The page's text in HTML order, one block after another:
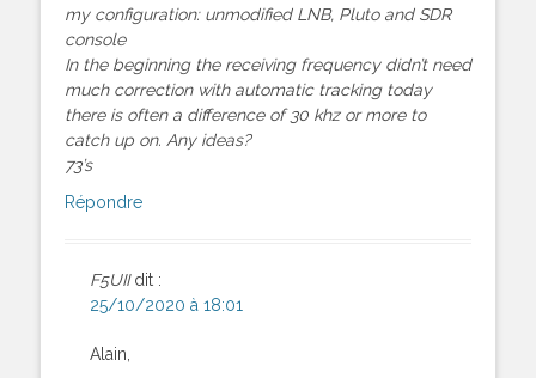
my configuration: unmodified LNB, Pluto and SDR
console
In the beginning the receiving frequency didn’t need
much correction with automatic tracking today
there is often a difference of 30 khz or more to
catch up on. Any ideas?
73’s
Répondre
F5UII dit :
25/10/2020 à 18:01
Alain,